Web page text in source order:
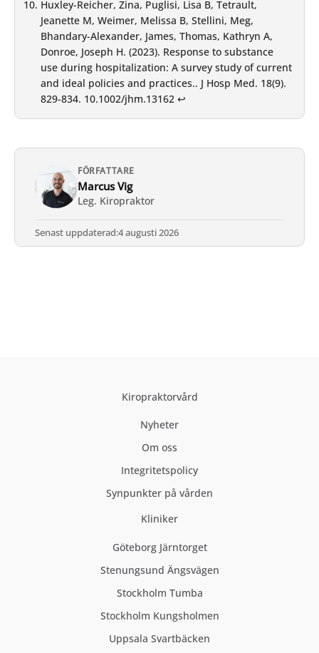
Huxley-Reicher, Zina, Puglisi, Lisa B, Tetrault,
Jeanette M, Weimer, Melissa B, Stellini, Meg,
Bhandary-Alexander, James, Thomas, Kathryn A,
Donroe, Joseph H. (2023). Response to substance
use during hospitalization: A survey study of current
and ideal policies and practices.. J Hosp Med. 18(9).
829-834. 10.1002/jhm.13162 ↩︎
FÖRFATTARE
Marcus Vig
Leg. Kiropraktor
Senast uppdaterad:4 augusti 2026
Kiropraktorvård
Nyheter
Om oss
Integritetspolicy
Synpunkter på vården
Kliniker
Göteborg Järntorget
Stenungsund Ängsvägen
Stockholm Tumba
Stockholm Kungsholmen
Uppsala Svartbäcken